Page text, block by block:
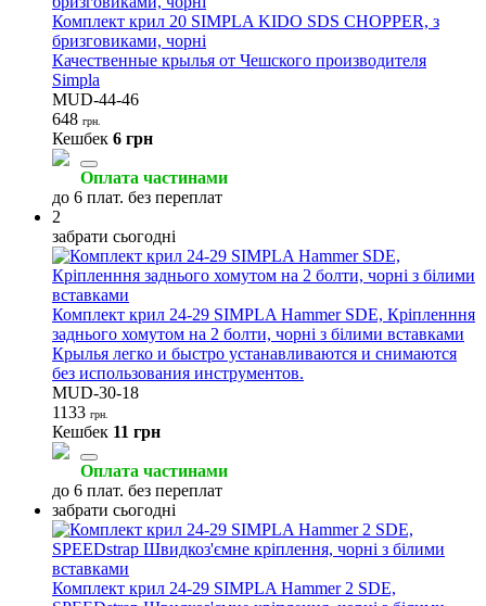
Комплект крил 20 SIMPLA KIDO SDS CHOPPER, з
бризговиками, чорні
Качественные крылья от Чешского производителя
Simpla
MUD-44-46
648 грн.
Кешбек 6 грн
Оплата частинами
до 6 плат. без переплат
2
забрати сьогодні
Комплект крил 24-29 SIMPLA Hammer SDE, Кріпленння
заднього хомутом на 2 болти, чорні з білими вставками
Крылья легко и быстро устанавливаются и снимаются
без использования инструментов.
MUD-30-18
1133 грн.
Кешбек 11 грн
Оплата частинами
до 6 плат. без переплат
забрати сьогодні
Комплект крил 24-29 SIMPLA Hammer 2 SDE,